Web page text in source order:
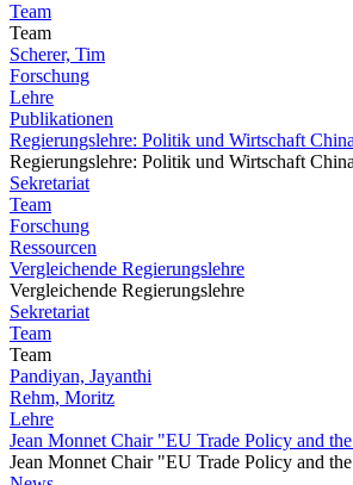
Team
Team
Scherer, Tim
Forschung
Lehre
Publikationen
Regierungslehre: Politik und Wirtschaft
Regierungslehre: Politik und Wirtschaft
Sekretariat
Team
Forschung
Ressourcen
Vergleichende Regierungslehre
Vergleichende Regierungslehre
Sekretariat
Team
Team
Pandiyan, Jayanthi
Rehm, Moritz
Lehre
Jean Monnet Chair "EU Trade Policy and
Jean Monnet Chair "EU Trade Policy and